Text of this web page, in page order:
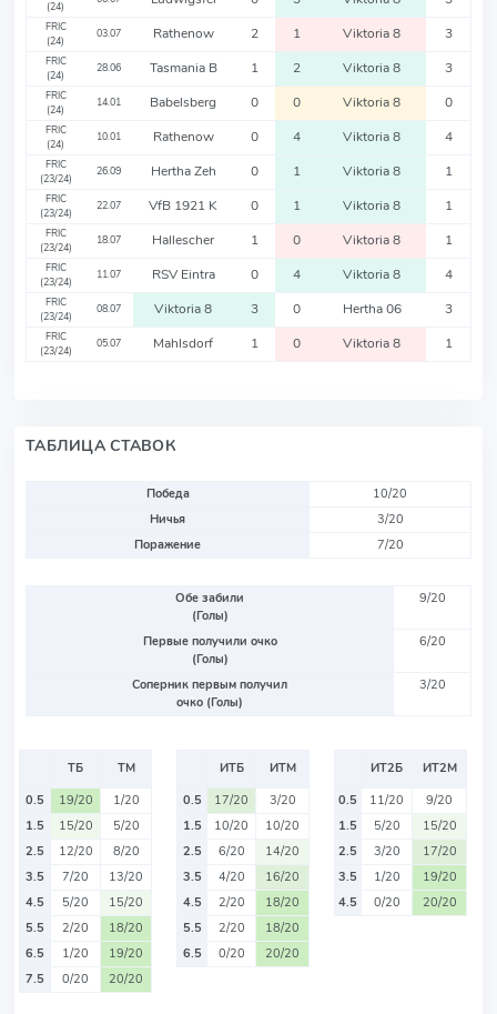
(24)
FRIC
(24)
03.07 Rathenow 2 1 Viktoria 8 3
FRIC
(24)
28.06 Tasmania B 1 2 Viktoria 8 3
FRIC
(24)
14.01 Babelsberg 0 0 Viktoria 8 0
FRIC
(24)
10.01 Rathenow 0 4 Viktoria 8 4
FRIC
(23/24)
26.09 Hertha Zeh 0 1 Viktoria 8 1
FRIC
(23/24)
22.07 VfB 1921 K 0 1 Viktoria 8 1
FRIC
(23/24)
18.07 Hallescher 1 0 Viktoria 8 1
FRIC
(23/24)
11.07 RSV Eintra 0 4 Viktoria 8 4
FRIC
(23/24)
08.07 Viktoria 8 3 0 Hertha 06 3
FRIC
(23/24)
05.07 Mahlsdorf 1 0 Viktoria 8 1
ТАБЛИЦА СТАВОК
Победа
10/20
Ничья
3/20
Поражение
7/20
Обе забили
(Голы)
9/20
Первые получили очко
(Голы)
6/20
Соперник первым получил
очко (Голы)
3/20
ТБ
ТМ
0.5
19/20
1/20
1.5
15/20
5/20
2.5
12/20
8/20
3.5
7/20
13/20
4.5
5/20
15/20
5.5
2/20
18/20
6.5
1/20
19/20
7.5
0/20 20/20
ИТБ
ИТМ
0.5
17/20
3/20
1.5
10/20
10/20
2.5
6/20
14/20
3.5
4/20
16/20
4.5
2/20
18/20
5.5
2/20
18/20
6.5
0/20 20/20
ИТ2Б
ИТ2М
0.5
11/20
9/20
1.5
5/20
15/20
2.5
3/20
17/20
3.5
1/20
19/20
4.5
0/20 20/20